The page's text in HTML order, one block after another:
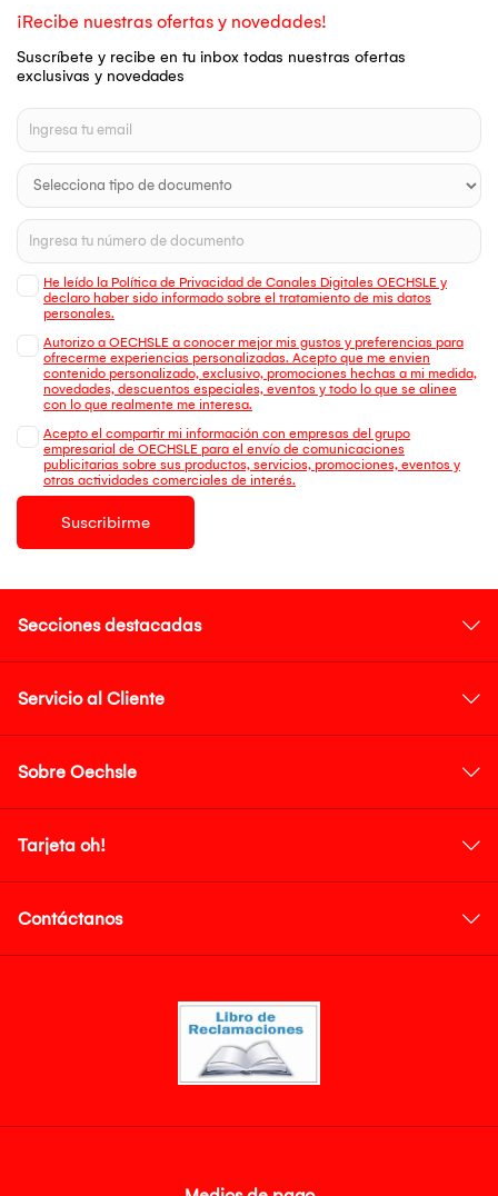
¡Recibe nuestras ofertas y novedades!
Suscríbete y recibe en tu inbox todas nuestras ofertas
exclusivas y novedades
He leído la Política de Privacidad de Canales Digitales OECHSLE y
declaro haber sido informado sobre el tratamiento de mis datos
personales.
Autorizo a OECHSLE a conocer mejor mis gustos y preferencias para
ofrecerme experiencias personalizadas. Acepto que me envien
contenido personalizado, exclusivo, promociones hechas a mi medida,
novedades, descuentos especiales, eventos y todo lo que se alinee
con lo que realmente me interesa.
Acepto el compartir mi información con empresas del grupo
empresarial de OECHSLE para el envío de comunicaciones
publicitarias sobre sus productos, servicios, promociones, eventos y
otras actividades comerciales de interés.
Suscribirme
Secciones destacadas
Servicio al Cliente
Sobre Oechsle
Tarjeta oh!
Contáctanos